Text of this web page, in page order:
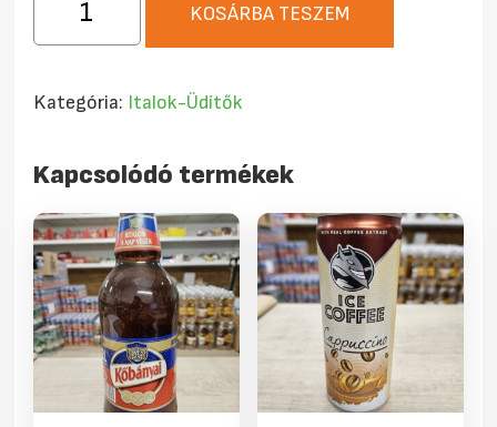
tea
1,5
mennyiség
KOSÁRBA TESZEM
Kategória: Italok-Üdítők
Kapcsolódó termékek